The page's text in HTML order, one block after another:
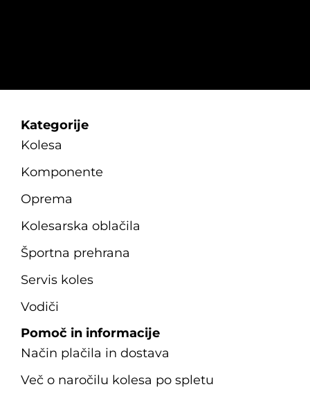
Kategorije
Kolesa
Komponente
Oprema
Kolesarska oblačila
Športna prehrana
Servis koles
Vodiči
Pomoč in informacije
Način plačila in dostava
Več o naročilu kolesa po spletu